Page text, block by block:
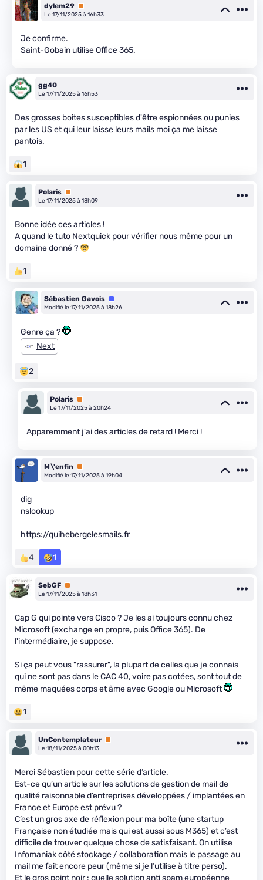
dylem29 Premium
Le 17/11/2025 à 16h33
Je confirme.
Saint-Gobain utilise Office 365.
gg40
Le 17/11/2025 à 16h53
Des grosses boites susceptibles d'être espionnées ou punies
par les US et qui leur laisse leurs mails moi ça me laisse
pantois.
1
Polaris Premium
Le 17/11/2025 à 18h09
Bonne idée ces articles !
A quand le tuto Nextquick pour vérifier nous même pour un
domaine donné ?
1
Sébastien Gavois Équipe
Modifié le 17/11/2025 à 18h26
Genre ça ?
Next
2
Polaris Premium
Le 17/11/2025 à 20h24
Apparemment j'ai des articles de retard ! Merci !
M\'enfin
Premium
Modifié le 17/11/2025 à 19h04
dig
nslookup
https://quihebergelesmails.fr
4 1
SebGF Premium
Le 17/11/2025 à 18h31
Cap G qui pointe vers Cisco ? Je les ai toujours connu chez
Microsoft (exchange en propre, puis Office 365). De
l'intermédiaire, je suppose.
Si ça peut vous "rassurer", la plupart de celles que je connais
qui ne sont pas dans le CAC 40, voire pas cotées, sont tout de
même maquées corps et âme avec Google ou Microsoft
1
UnContemplateur Premium
Le 18/11/2025 à 00h13
Merci Sébastien pour cette série d’article.
Est-ce qu’un article sur les solutions de gestion de mail de
qualité raisonnable d’entreprises développées / implantées en
France et Europe est prévu ?
C’est un gros axe de réflexion pour ma boîte (une startup
Française non étudiée mais qui est aussi sous M365) et c’est
difficile de trouver quelque chose de satisfaisant. On utilise
Infomaniak côté stockage / collaboration mais le passage au
mail me fait encore peur (même si je l’utilise à titre perso).